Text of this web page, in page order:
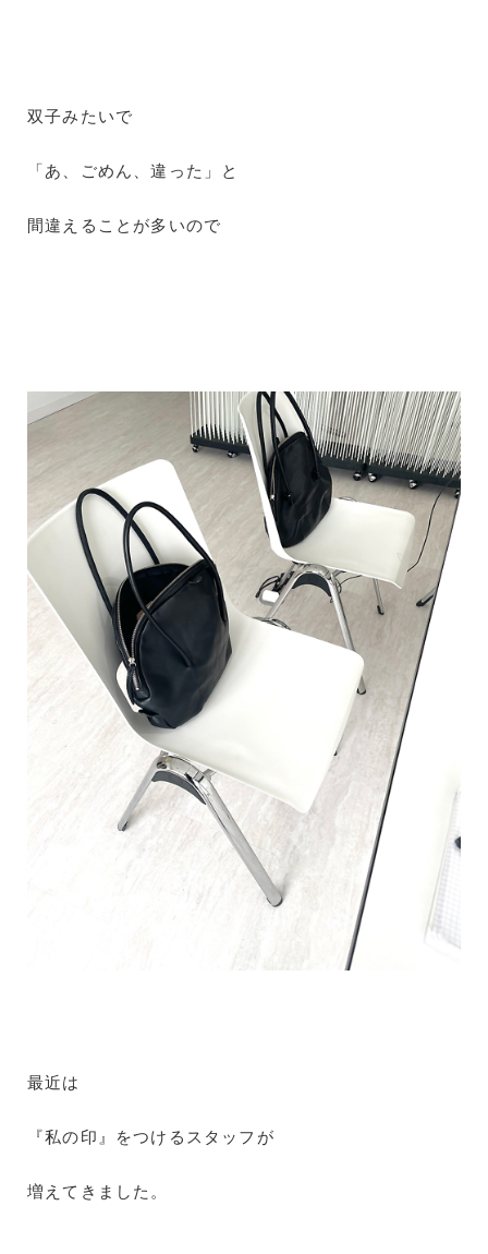
双子みたいで
「あ、ごめん、違った」と
間違えることが多いので
最近は
『私の印』をつけるスタッフが
増えてきました。